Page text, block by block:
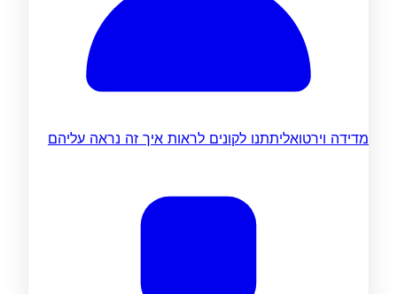
מדידה וירטואליתתנו לקונים לראות איך זה נראה עליהם